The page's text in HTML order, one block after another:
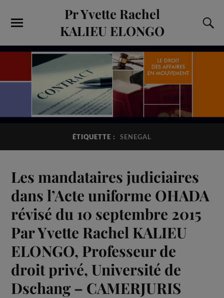
Pr Yvette Rachel
KALIEU ELONGO
ÉTIQUETTE : SENEGAL
Les mandataires judiciaires
dans l’Acte uniforme OHADA
révisé du 10 septembre 2015
Par Yvette Rachel KALIEU
ELONGO, Professeur de
droit privé, Université de
Dschang – CAMERJURIS